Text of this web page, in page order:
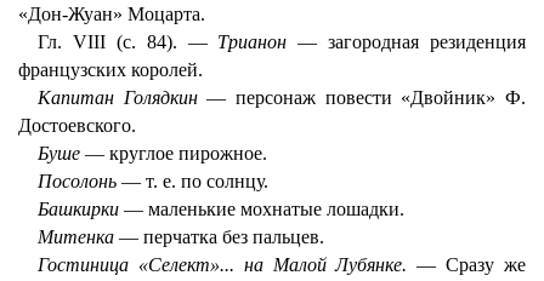
«Дон-Жуан» Моцарта.
Гл. VIII (с. 84). — Трианон— загородная резиденция
французских королей.
Капитан Голядкин— персонаж повести «Двойник» Ф.
Достоевского.
Буше — круглое пирожное.
Посолонь — т. е. по солнцу.
Башкирки — маленькие мохнатые лошадки.
Митенка — перчатка без пальцев.
Гостиница «Селект»... на Малой Лубянке. — Сразу же